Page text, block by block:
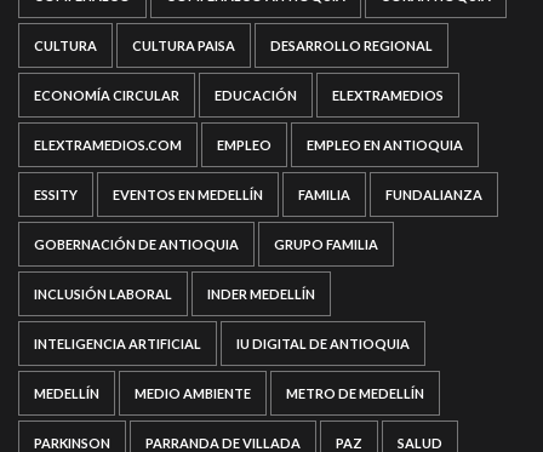
CULTURA CULTURA PAISA DESARROLLO REGIONAL
ECONOMÍA CIRCULAR EDUCACIÓN ELEXTRAMEDIOS
ELEXTRAMEDIOS.COM EMPLEO EMPLEO EN ANTIOQUIA
ESSITY EVENTOS EN MEDELLÍN FAMILIA FUNDALIANZA
GOBERNACIÓN DE ANTIOQUIA GRUPO FAMILIA
INCLUSIÓN LABORAL INDER MEDELLÍN
INTELIGENCIA ARTIFICIAL IU DIGITAL DE ANTIOQUIA
MEDELLÍN MEDIO AMBIENTE METRO DE MEDELLÍN
PARKINSON PARRANDA DE VILLADA PAZ SALUD